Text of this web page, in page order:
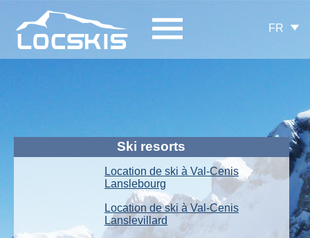
FR
Ski resorts
Location de ski à Val-Cenis
Lanslebourg
Location de ski à Val-Cenis
Lanslevillard